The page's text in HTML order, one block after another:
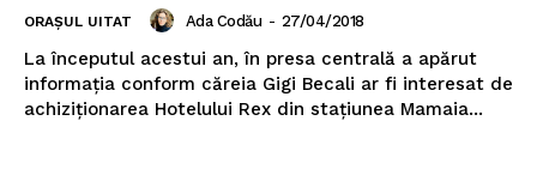
ORAȘUL UITAT Ada Codău - 27/04/2018
La începutul acestui an, în presa centrală a apărut
informaţia conform căreia Gigi Becali ar fi interesat de
achiziţionarea Hotelului Rex din staţiunea Mamaia...